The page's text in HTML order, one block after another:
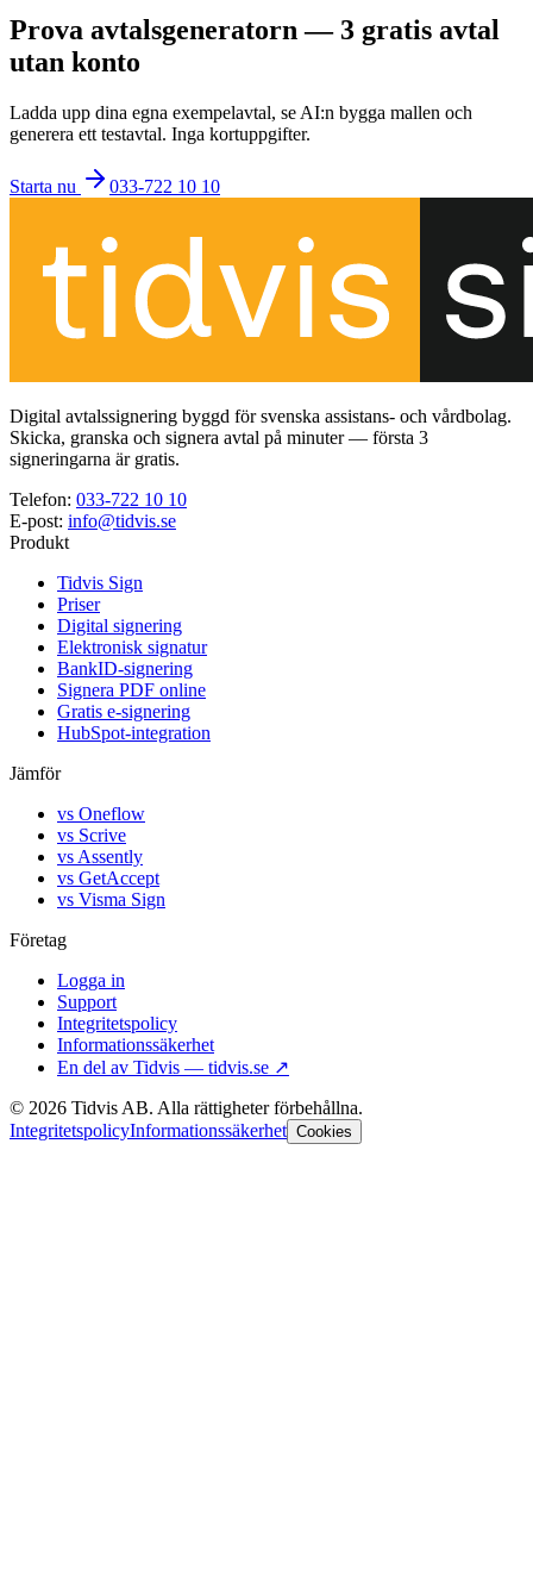
Prova avtalsgeneratorn — 3 gratis avtal
utan konto
Ladda upp dina egna exempelavtal, se AI:n bygga mallen och
generera ett testavtal. Inga kortuppgifter.
Starta nu 033-722 10 10
Digital avtalssignering byggd för svenska assistans- och vårdbolag.
Skicka, granska och signera avtal på minuter — första 3
signeringarna är gratis.
Telefon: 033-722 10 10
E-post: info@tidvis.se
Produkt
Tidvis Sign
Priser
Digital signering
Elektronisk signatur
BankID-signering
Signera PDF online
Gratis e-signering
HubSpot-integration
Jämför
vs Oneflow
vs Scrive
vs Assently
vs GetAccept
vs Visma Sign
Företag
Logga in
Support
Integritetspolicy
Informationssäkerhet
En del av Tidvis — tidvis.se ↗
© 2026 Tidvis AB. Alla rättigheter förbehållna.
IntegritetspolicyInformationssäkerhet Cookies